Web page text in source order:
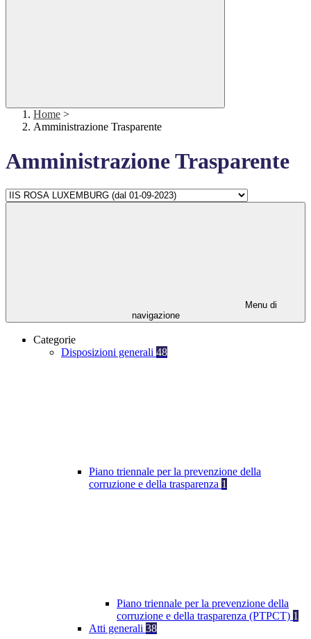
Home >
Amministrazione Trasparente
Amministrazione Trasparente
Menu di
navigazione
Categorie
Disposizioni generali 48
Piano triennale per la prevenzione della
corruzione e della trasparenza 1
Piano triennale per la prevenzione della
corruzione e della trasparenza (PTPCT) 1
Atti generali 38